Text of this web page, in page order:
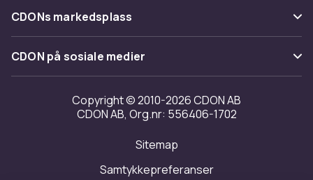
Tilbakekallinger
Om oss
Kundeanmeldelser
Jobbe på CDON
Investor relations
Tilgjengelighet
CDONs markedsplass
Merchant Help Center
CDON på sosiale medier
Copyright © 2010-2026 CDON AB
CDON AB, Org.nr: 556406-1702
Sitemap
Samtykkepreferanser